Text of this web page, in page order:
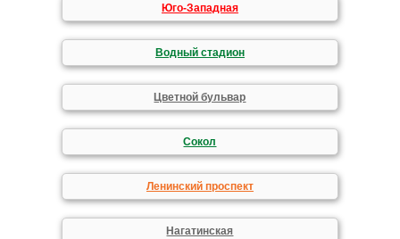
Юго-Западная
Водный стадион
Цветной бульвар
Сокол
Ленинский проспект
Нагатинская